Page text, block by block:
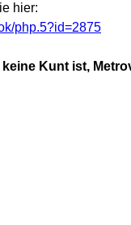
hier:
php.5?id=2875
Kunt ist,